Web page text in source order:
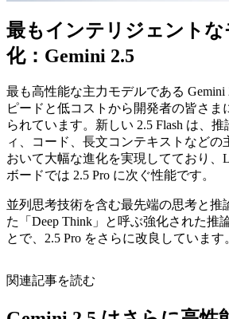
最もインテリジェント
化：Gemini 2.5
最も高性能な主力モデルである Gemini
ピードと低コストから開発者の皆さま
られています。新しい 2.5 Flash は、
ィ、コード、長文コンテキストなどの
おいて大幅な進化を実現してており、
ボードでは 2.5 Pro に次ぐ性能です。
並列思考技術を含む最先端の思考と推
た「Deep Think」と呼ぶ強化された推
とで、2.5 Pro をさらに改良しています
関連記事を読む